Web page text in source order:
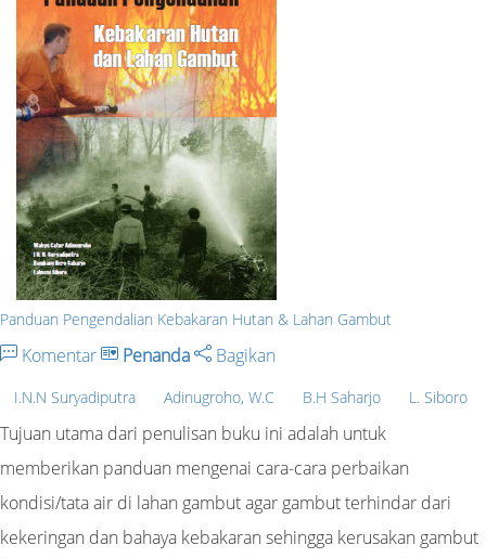
Panduan Pengendalian Kebakaran Hutan & Lahan Gambut
Komentar Penanda Bagikan
I.N.N Suryadiputra Adinugroho, W.C B.H Saharjo L. Siboro
Tujuan utama dari penulisan buku ini adalah untuk
memberikan panduan mengenai cara-cara perbaikan
kondisi/tata air di lahan gambut agar gambut terhindar dari
kekeringan dan bahaya kebakaran sehingga kerusakan gambut